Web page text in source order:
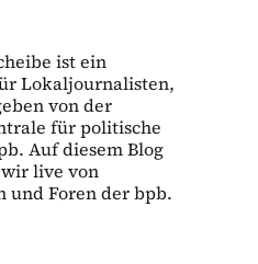
ist ein
Lokaljournalisten,
von der
für politische
Auf diesem Blog
live von
und Foren der bpb.